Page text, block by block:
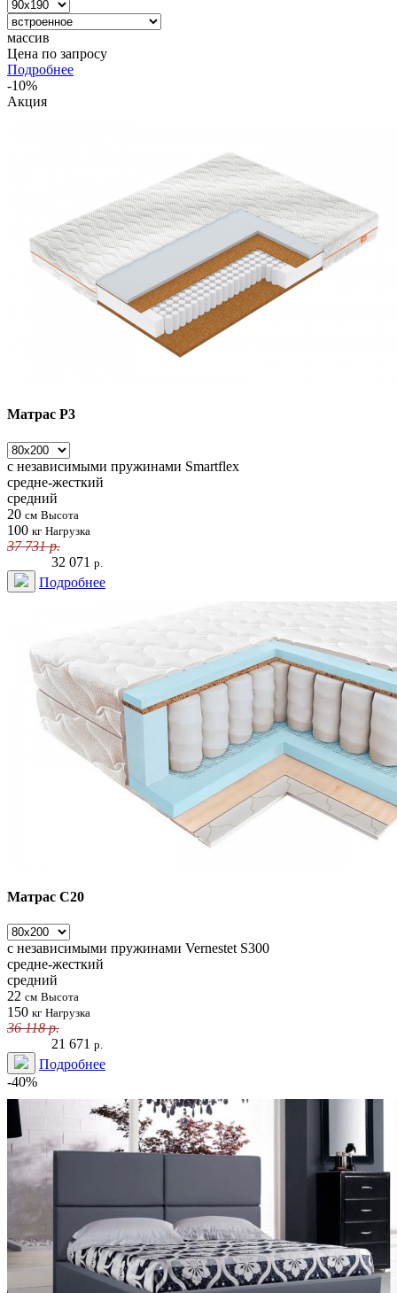
массив
Цена по запросу
Подробнее
-10%
Акция
Матрас Р3
с независимыми пружинами Smartflex
средне-жесткий
средний
20 см Высота
100 кг Нагрузка
37 731р.
32 071 р.
Подробнее
Матрас С20
с независимыми пружинами Vernestet S300
средне-жесткий
средний
22 см Высота
150 кг Нагрузка
36 118р.
21 671 р.
Подробнее
-40%